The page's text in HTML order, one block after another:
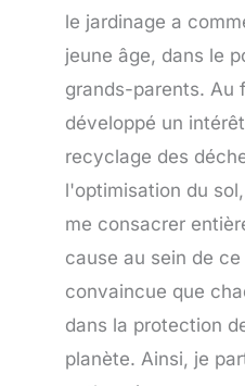
le jardinage a
jeune âge, dans le
grands-parents. Au
développé un
recyclage des
l'optimisation du
me consacrer
cause au sein de
convaincue que
dans la protection
planète. Ainsi, je